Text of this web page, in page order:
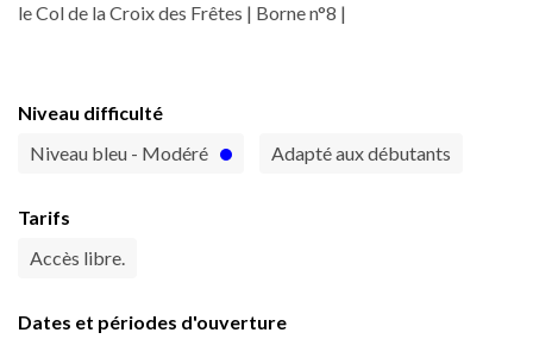
le Col de la Croix des Frêtes | Borne n°8 |
Niveau difficulté
Niveau bleu - Modéré
Adapté aux débutants
Tarifs
Accès libre.
Dates et périodes d'ouverture